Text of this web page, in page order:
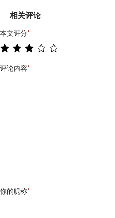
相关评论
本文评分*
评论内容*
你的昵称*